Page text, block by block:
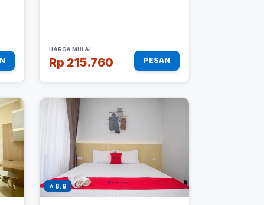
HARGA MULAI
Rp 215.760 PESAN
⭐ 8.9